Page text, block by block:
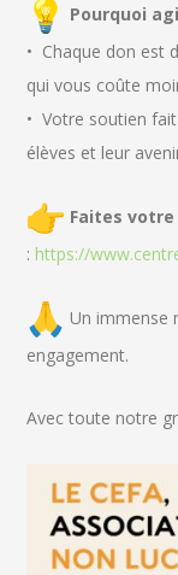
Pourquoi
•⁠ ⁠Chaque don est
qui vous coûte
•⁠ ⁠Votre soutien
élèves et leur
Faites votre
: https://
Un immense
engagement.
Avec toute notre